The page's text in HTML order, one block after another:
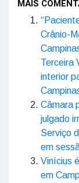
Câmara
julgado
Serviço
em
Vinícius
em
hospital
semana
Equipe
do
hospital